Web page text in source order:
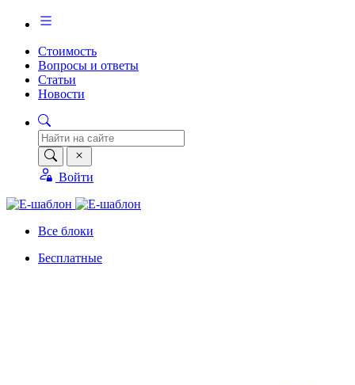
Стоимость
Вопросы и ответы
Статьи
Новости
Войти
Все блоки
Бесплатные